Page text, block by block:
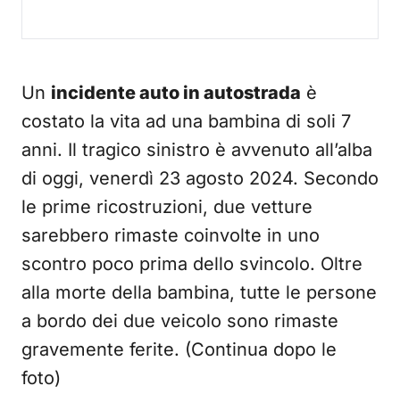
Un incidente auto in autostrada è
costato la vita ad una bambina di soli 7
anni. Il tragico sinistro è avvenuto all’alba
di oggi, venerdì 23 agosto 2024. Secondo
le prime ricostruzioni, due vetture
sarebbero rimaste coinvolte in uno
scontro poco prima dello svincolo. Oltre
alla morte della bambina, tutte le persone
a bordo dei due veicolo sono rimaste
gravemente ferite. (Continua dopo le
foto)